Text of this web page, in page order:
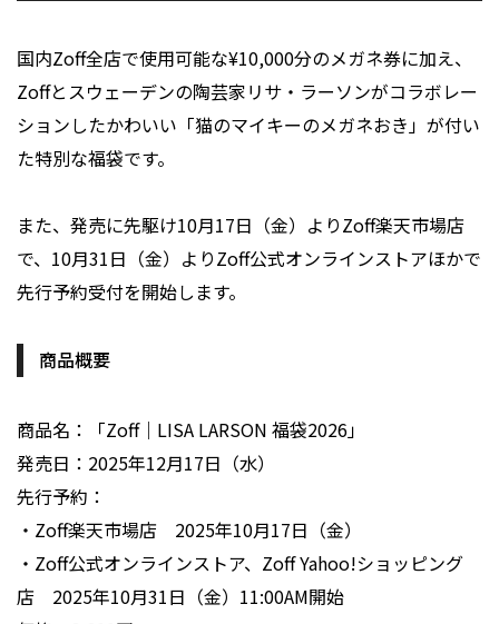
国内Zoff全店で使用可能な¥10,000分のメガネ券に加え、
Zoffとスウェーデンの陶芸家リサ・ラーソンがコラボレー
ションしたかわいい「猫のマイキーのメガネおき」が付い
た特別な福袋です。
また、発売に先駆け10月17日（金）よりZoff楽天市場店
で、10月31日（金）よりZoff公式オンラインストアほかで
先行予約受付を開始します。
商品概要
商品名：「Zoff｜LISA LARSON 福袋2026」
発売日：2025年12月17日（水）
先行予約：
・Zoff楽天市場店 2025年10月17日（金）
・Zoff公式オンラインストア、Zoff Yahoo!ショッピング
店 2025年10月31日（金）11:00AM開始